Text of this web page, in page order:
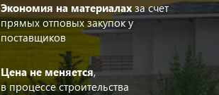
Экономия на материалахза счет
прямых отповых закупок у
поставщиков
Цена не меняется,
в процессе строительства